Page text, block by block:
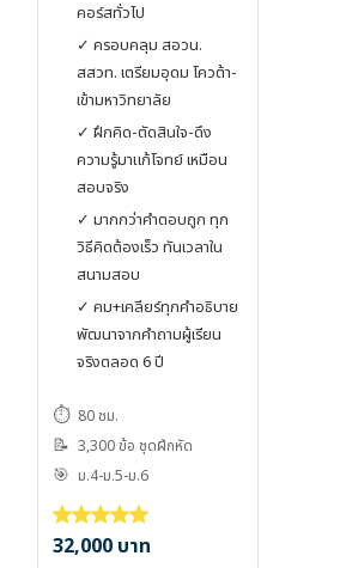
คอร์สทั่วไป
✓ ครอบคลุม สอวน.
สสวท. เตรียมอุดม โควต้า-
เข้ามหาวิทยาลัย
✓ ฝึกคิด-ตัดสินใจ-ดึง
ความรู้มาแก้โจทย์ เหมือน
สอบจริง
✓ มากกว่าคำตอบถูก ทุก
วิธีคิดต้องเร็ว ทันเวลาใน
สนามสอบ
✓ คม+เคลียร์ทุกคำอธิบาย
พัฒนาจากคำถามผู้เรียน
จริงตลอด 6 ปี
⏱️ 80 ชม.
📝 3,300 ข้อ ชุดฝึกหัด
🎯 ม.4-ม.5-ม.6
ให้คะแนน5.00
32,000 บาท